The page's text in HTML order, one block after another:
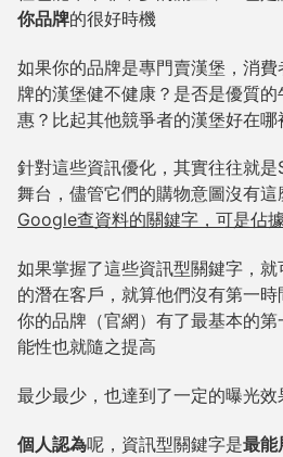
你品牌的很好時機
如果你的品牌是專門賣漢堡，消
牌的漢堡健不健康？是否是優質
惠？比起其他競爭者的漢堡好在
針對這些資訊優化，其實往往就
舞台，儘管它們的購物意圖沒有這
Google查資料的關鍵字，可是佔
如果掌握了這些資訊型關鍵字，就
的潛在客戶，就算他們沒有第一
你的品牌（官網）有了最基本的
能性也就隨之提高
最少最少，也達到了一定的曝光效
個人認為呢，資訊型關鍵字是最能